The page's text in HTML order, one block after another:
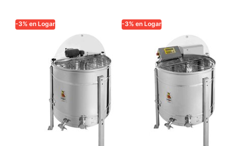
-3% en Logar
Centrífuga
autovuelco
Logar 4 cuadros,
recipiente 76
cm, motor 110W,
cajetines 29 x
48 cm
-3% en Logar
Logar extractor
de volteo
automático para
4 cuadros, cuba
Ø 76 cm, motor
180 W,
totalmente